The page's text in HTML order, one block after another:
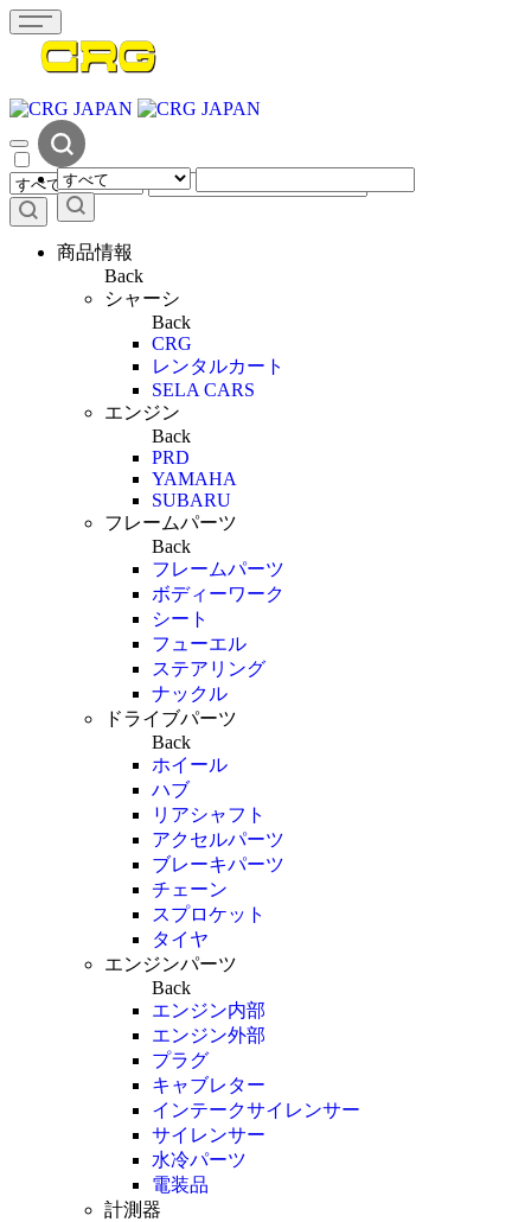
商品情報
Back
シャーシ
Back
CRG
レンタルカート
SELA CARS
エンジン
Back
PRD
YAMAHA
SUBARU
フレームパーツ
Back
フレームパーツ
ボディーワーク
シート
フューエル
ステアリング
ナックル
ドライブパーツ
Back
ホイール
ハブ
リアシャフト
アクセルパーツ
ブレーキパーツ
チェーン
スプロケット
タイヤ
エンジンパーツ
Back
エンジン内部
エンジン外部
プラグ
キャブレター
インテークサイレンサー
サイレンサー
水冷パーツ
電装品
計測器